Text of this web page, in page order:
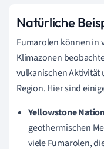
Natürliche
Fumarolen können in
Klimazonen
vulkanischen Aktivität
Region. Hier sind
Yellowstone
geothermischen
viele Fumarolen,